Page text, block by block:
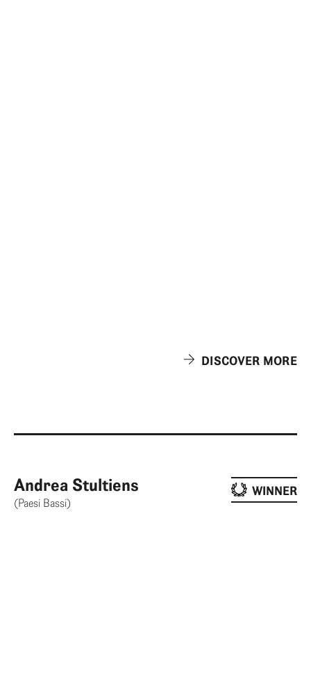
DISCOVER MORE
Andrea Stultiens
(Paesi Bassi)
WINNER